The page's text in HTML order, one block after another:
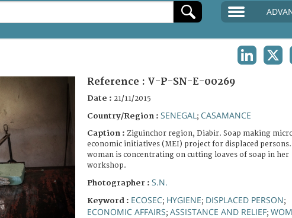
Reference : V-P-SN-E-00269
Date : 21/11/2015
Country/Region : SENEGAL ; CASAMANCE
Caption : Ziguinchor region, Diabir. Soap making
economic initiatives (MEI) project for displaced
woman is concentrating on cutting loaves of soap in her
workshop.
Photographer : S.N.
Keyword : ECOSEC; HYGIENE; DISPLACED PERSON;
ECONOMIC AFFAIRS; ASSISTANCE AND RELIEF;